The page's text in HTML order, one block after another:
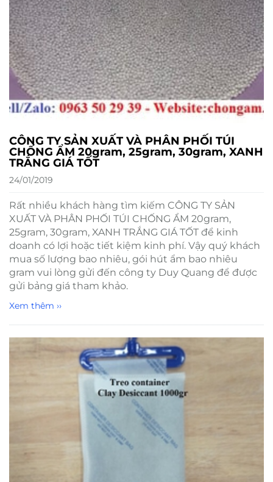
CÔNG TY SẢN XUẤT VÀ PHÂN PHỐI TÚI
CHỐNG ẨM 20gram, 25gram, 30gram, XANH
TRẮNG GIÁ TỐT
24/01/2019
Rất nhiều khách hàng tìm kiếm CÔNG TY SẢN
XUẤT VÀ PHÂN PHỐI TÚI CHỐNG ẨM 20gram,
25gram, 30gram, XANH TRẮNG GIÁ TỐT để kinh
doanh có lợi hoặc tiết kiệm kinh phí. Vậy quý khách
mua số lượng bao nhiêu, gói hút ẩm bao nhiêu
gram vui lòng gửi đến công ty Duy Quang để được
gửi bảng giá tham khảo.
Xem thêm ››